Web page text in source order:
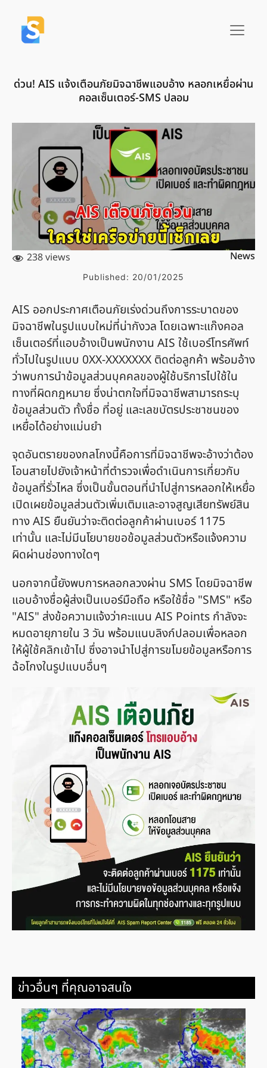
ด่วน! AIS แจ้งเตือนภัยมิจฉาชีพแอบอ้าง หลอกเหยื่อผ่าน
คอลเซ็นเตอร์-SMS ปลอม
238 views News
Published: 20/01/2025
AIS ออกประกาศเตือนภัยเร่งด่วนถึงการระบาดของ
มิจฉาชีพในรูปแบบใหม่ที่น่ากังวล โดยเฉพาะแก๊งคอล
เซ็นเตอร์ที่แอบอ้างเป็นพนักงาน AIS ใช้เบอร์โทรศัพท์
ทั่วไปในรูปแบบ 0XX-XXXXXXX ติดต่อลูกค้า พร้อมอ้าง
ว่าพบการนำข้อมูลส่วนบุคคลของผู้ใช้บริการไปใช้ใน
ทางที่ผิดกฎหมาย ซึ่งน่าตกใจที่มิจฉาชีพสามารถระบุ
ข้อมูลส่วนตัว ทั้งชื่อ ที่อยู่ และเลขบัตรประชาชนของ
เหยื่อได้อย่างแม่นยำ
จุดอันตรายของกลโกงนี้คือการที่มิจฉาชีพจะอ้างว่าต้อง
โอนสายไปยังเจ้าหน้าที่ตำรวจเพื่อดำเนินการเกี่ยวกับ
ข้อมูลที่รั่วไหล ซึ่งเป็นขั้นตอนที่นำไปสู่การหลอกให้เหยื่อ
เปิดเผยข้อมูลส่วนตัวเพิ่มเติมและอาจสูญเสียทรัพย์สิน
ทาง AIS ยืนยันว่าจะติดต่อลูกค้าผ่านเบอร์ 1175
เท่านั้น และไม่มีนโยบายขอข้อมูลส่วนตัวหรือแจ้งความ
ผิดผ่านช่องทางใดๆ
นอกจากนี้ยังพบการหลอกลวงผ่าน SMS โดยมิจฉาชีพ
แอบอ้างชื่อผู้ส่งเป็นเบอร์มือถือ หรือใช้ชื่อ "SMS" หรือ
"AIS" ส่งข้อความแจ้งว่าคะแนน AIS Points กำลังจะ
หมดอายุภายใน 3 วัน พร้อมแนบลิงก์ปลอมเพื่อหลอก
ให้ผู้ใช้คลิกเข้าไป ซึ่งอาจนำไปสู่การขโมยข้อมูลหรือการ
ฉ้อโกงในรูปแบบอื่นๆ
ข่าวอื่นๆ ที่คุณอาจสนใจ